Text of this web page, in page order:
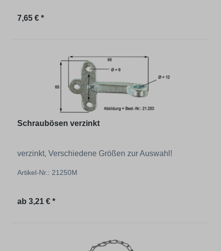
Regulärer Preis:
7,65 € *
Schraubösen verzinkt
verzinkt, Verschiedene Größen zur Auswahl!
Artikel-Nr.: 21250M
Regulärer Preis:
ab 3,21 € *